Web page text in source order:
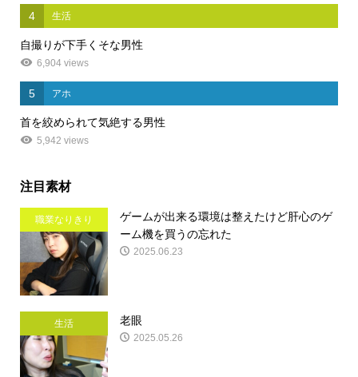
4 生活
自撮りが下手くそな男性
6,904 views
5 アホ
首を絞められて気絶する男性
5,942 views
注目素材
職業なりきり
ゲームが出来る環境は整えたけど肝心のゲ
ーム機を買うの忘れた
2025.06.23
生活 老眼
2025.05.26